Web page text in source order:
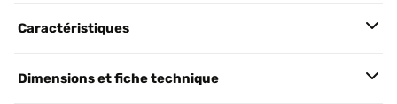
Caractéristiques
Dimensions et fiche technique